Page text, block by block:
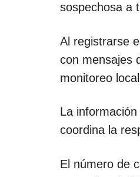
sospechosa a
Al registrarse
con mensajes
monitoreo
La
coordina la
El número de